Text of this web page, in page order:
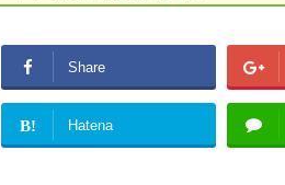
Share
B! Hatena